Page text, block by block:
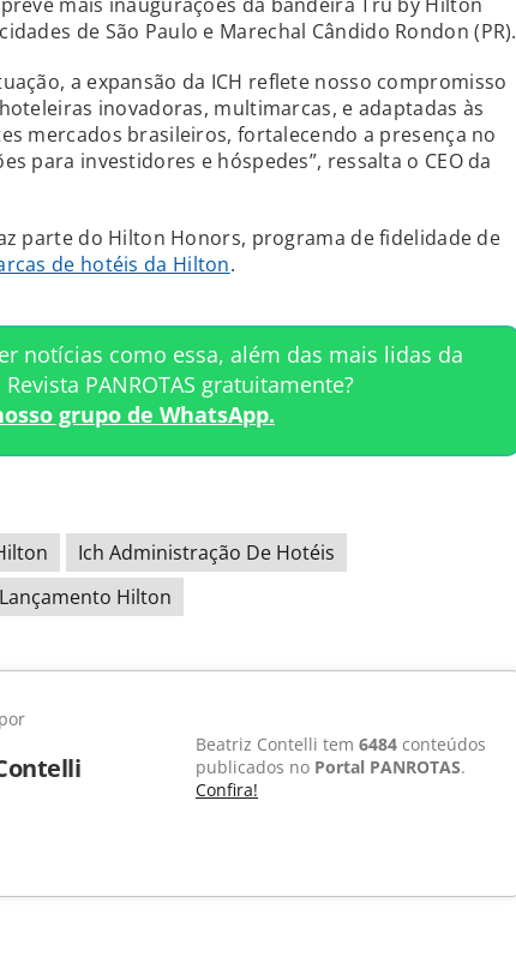
de São Paulo e Marechal Cândido Rondon (PR).
a expansão da ICH reflete nosso compromisso
inovadoras, multimarcas, e adaptadas às
mercados brasileiros, fortalecendo a presença no
para investidores e hóspedes”, ressalta o CEO da
parte do Hilton Honors, programa de fidelidade de
de hotéis da Hilton.
notícias como essa, além das mais lidas da
PANROTAS gratuitamente?
grupo de WhatsApp.
Ich Administração De Hotéis
Lançamento Hilton
Beatriz Contelli tem 6484 conteúdos
publicados no Portal PANROTAS.
Confira!